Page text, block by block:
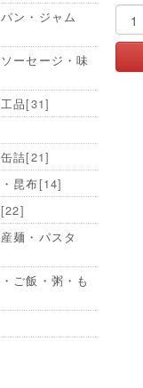
ン・ジャム
ーセージ・味
品[31]
詰[21]
昆布[14]
[22]
麺・パスタ
ご飯・粥・も